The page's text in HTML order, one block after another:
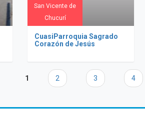
San Vicente de
Chucurí
CuasiParroquia Sagrado
Corazón de Jesús
1 2 3 4